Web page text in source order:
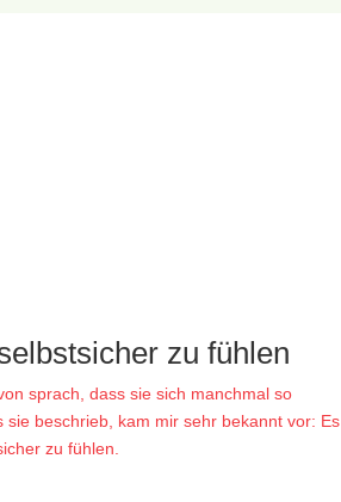
zu fühlen
sprach, dass sie sich manchmal so
sie beschrieb, kam mir sehr bekannt vor: Es
zu fühlen.